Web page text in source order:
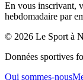
En vous inscrivant,
hebdomadaire par
© 2026 Le Sport à
Données sportives
Qui sommes-nous